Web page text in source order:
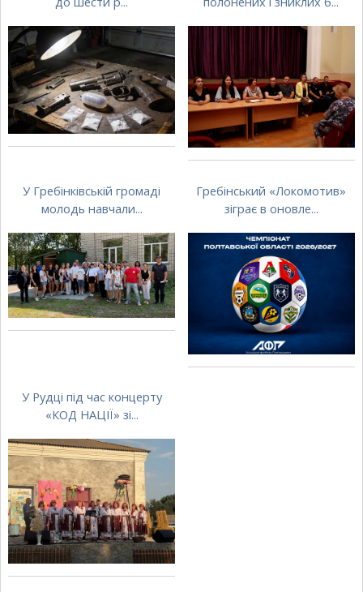
У Гребінківській громаді
молодь навчали...
Гребінський «Локомотив»
зіграє в оновле...
У Рудці під час концерту
«КОД НАЦІЇ» зі...